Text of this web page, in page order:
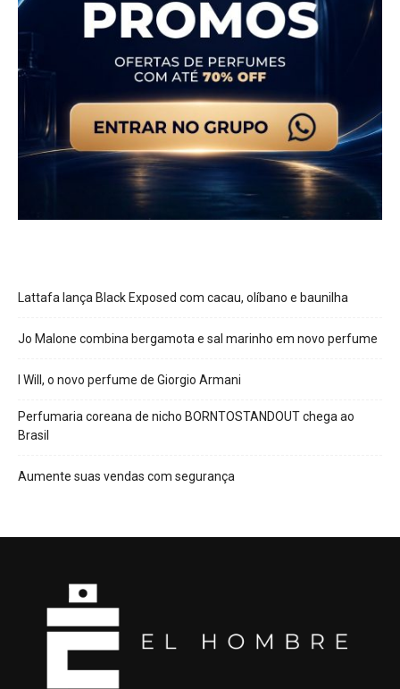
Lattafa lança Black Exposed com cacau, olíbano e baunilha
Jo Malone combina bergamota e sal marinho em novo perfume
I Will, o novo perfume de Giorgio Armani
Perfumaria coreana de nicho BORNTOSTANDOUT chega ao
Brasil
Aumente suas vendas com segurança